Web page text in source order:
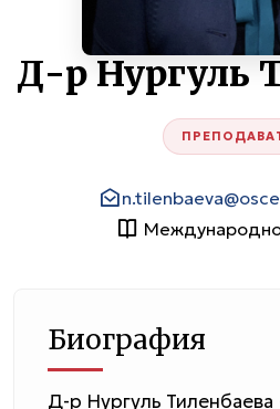
Д-р Нургуль
Биография
Д-р Нургуль